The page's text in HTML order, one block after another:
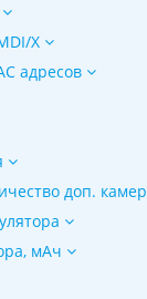
X
адресов
доп. камер
мАч